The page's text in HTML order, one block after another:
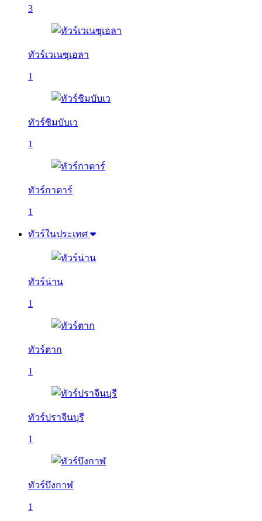
3
ทัวร์เวเนซุเอลา
1
ทัวร์ซิมบับเว
1
ทัวร์กาตาร์
1
ทัวร์ในประเทศ
ทัวร์น่าน
1
ทัวร์ตาก
1
ทัวร์ปราจีนบุรี
1
ทัวร์บึงกาฬ
1